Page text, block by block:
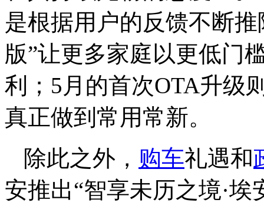
是根据用户的反馈不断
版”让更多家庭以更低门
利；5月的首次OTA升级
真正做到常用常新。
除此之外， 购车礼遇和
安推出“智享未历之境·